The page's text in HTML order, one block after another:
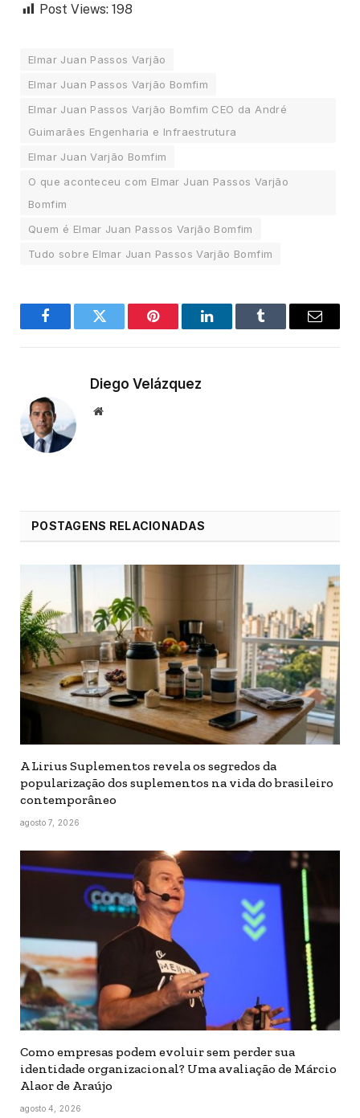
Post Views: 198
Elmar Juan Passos Varjão
Elmar Juan Passos Varjão Bomfim
Elmar Juan Passos Varjão Bomfim CEO da André
Guimarães Engenharia e Infraestrutura
Elmar Juan Varjão Bomfim
O que aconteceu com Elmar Juan Passos Varjão
Bomfim
Quem é Elmar Juan Passos Varjão Bomfim
Tudo sobre Elmar Juan Passos Varjão Bomfim
FacebookTwitter Pinterest LinkedInTumblr Email
Diego Velázquez
Website
POSTAGENS RELACIONADAS
A Lirius Suplementos revela os segredos da
popularização dos suplementos na vida do brasileiro
contemporâneo
agosto 7, 2026
Como empresas podem evoluir sem perder sua
identidade organizacional? Uma avaliação de Márcio
Alaor de Araújo
agosto 4, 2026